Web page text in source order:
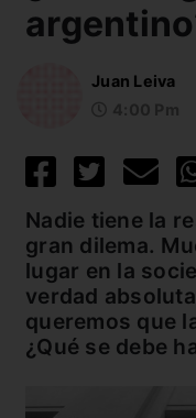
Juan Leiva
Nadie tiene la
gran dilema.
lugar en la
verdad
queremos que
¿Qué se debe